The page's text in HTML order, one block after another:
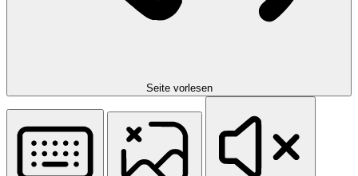
Seite vorlesen